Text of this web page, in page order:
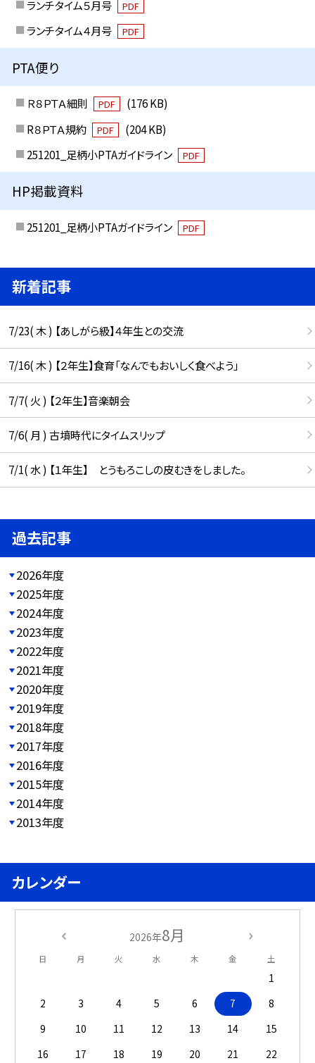
ランチタイム５月号 PDF
ランチタイム４月号 PDF
PTA便り
Ｒ８ＰＴＡ細則 PDF
(176 KB)
R８ＰＴＡ規約
PDF
(204 KB)
251201_足柄小PTAガイドライン
PDF
HP掲載資料
251201_足柄小PTAガイドライン PDF
新着記事
7/23( 木 ) 【あしがら級】４年生との交流
7/16( 木 ) 【２年生】食育「なんでもおいしく食べよう」
7/7( 火 ) 【２年生】音楽朝会
7/6( 月 ) 古墳時代にタイムスリップ
7/1( 水 ) 【１年生】 とうもろこしの皮むきをしました。
過去記事
2026年度
2025年度
2024年度
2023年度
2022年度
2021年度
2020年度
2019年度
2018年度
2017年度
2016年度
2015年度
2014年度
2013年度
カレンダー
2026年8月
日 月 火 水 木 金 土
1
2
3 4 5 6 7
8
9
10 11 12 13 14
15
16
17 18 19 20 21
22